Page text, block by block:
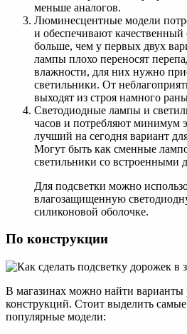
меньше аналогов.
Люминесцентные модели
и обеспечивают качественный
больше, чем у первых двух
лампы плохо переносят
влажности, для них нужно
светильники. От
выходят из строя намного
Светодиодные лампы и
часов и потребляют минимум
лучший на сегодня вариант
Могут быть как сменные
светильники со встроенными
Для подсветки можно
влагозащищенную
силиконовой оболочке.
По конструкции
В магазинах можно найти
конструкций. Стоит выделить
популярные модели: